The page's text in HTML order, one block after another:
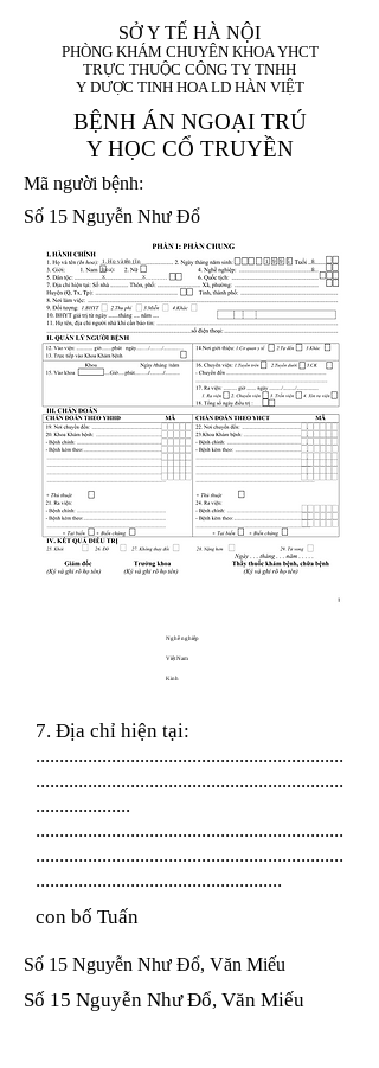
SỞ Y TẾ HÀ NỘI
PHÒNG KHÁM CHUYÊN KHOA YHCT
TRỰC THUỘC CÔNG TY TNHH
Y DƯỢC TINH HOA LD HÀN VIỆT
BỆNH ÁN NGOẠI TRÚ
Y HỌC CỔ TRUYỀN
Mã người bệnh:
Số 15 Nguyễn Như Đổ
1. Họ và tên (In
hoa):
1 9 9 5
8
8
X
X
Nghề nghiệp
Việt Nam
Kinh
7. Địa chỉ hiện tại:
.................................................................
.................................................................
....................
.................................................................
.................................................................
....................................................
con bố Tuấn
Số 15 Nguyễn Như Đổ, Văn Miếu
Số 15 Nguyễn Như Đổ, Văn Miếu